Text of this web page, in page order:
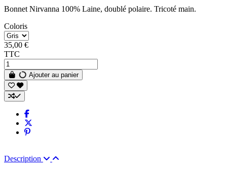
Bonnet Nirvanna 100% Laine, doublé polaire. Tricoté main.
Coloris
35,00 €
TTC
Ajouter au panier
Description